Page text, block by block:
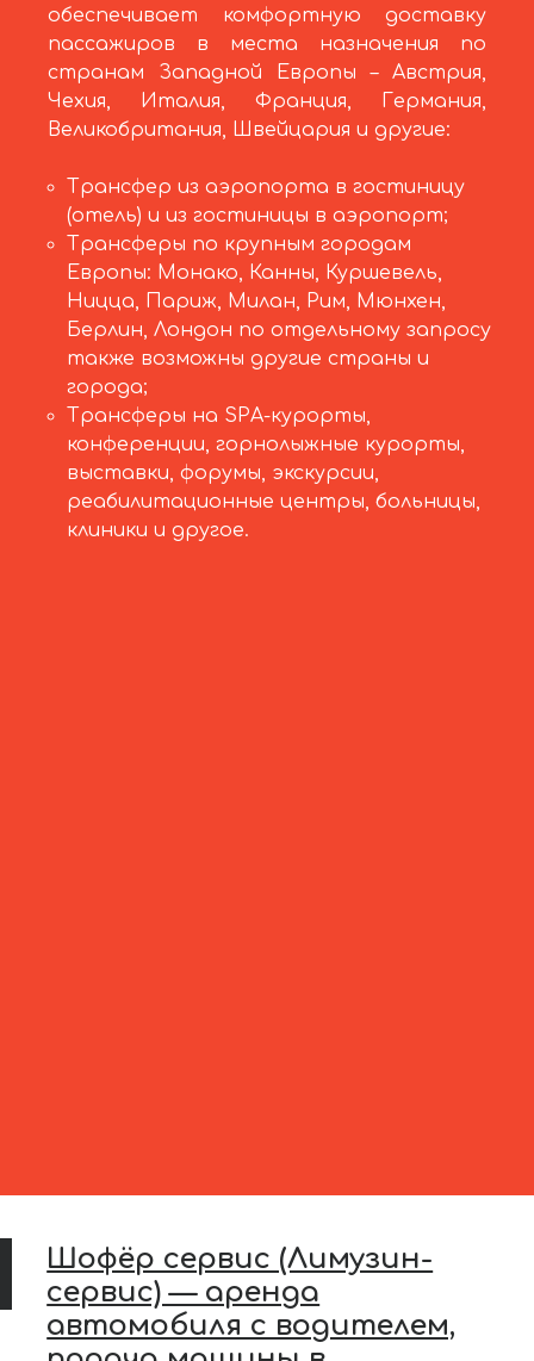
обеспечивает комфортную доставку
пассажиров в места назначения по
странам Западной Европы – Австрия,
Чехия, Италия, Франция, Германия,
Великобритания, Швейцария и другие:
Трансфер из аэропорта в гостиницу
(отель) и из гостиницы в аэропорт;
Трансферы по крупным городам
Европы: Монако, Канны, Куршевель,
Ницца, Париж, Милан, Рим, Мюнхен,
Берлин, Лондон по отдельному запросу
также возможны другие страны и
города;
Трансферы на SPA-курорты,
конференции, горнолыжные курорты,
выставки, форумы, экскурсии,
реабилитационные центры, больницы,
клиники и другое.
Шофёр сервис (Лимузин-
сервис) — аренда
автомобиля с водителем,